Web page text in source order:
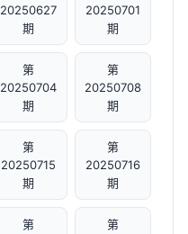
20250627
期
20250701
期
第
20250704
期
第
20250708
期
第
20250715
期
第
20250716
期
第
第